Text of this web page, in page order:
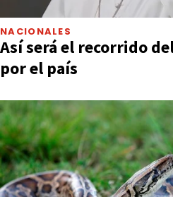
NACIONALES
Así será el recorrido
por el país